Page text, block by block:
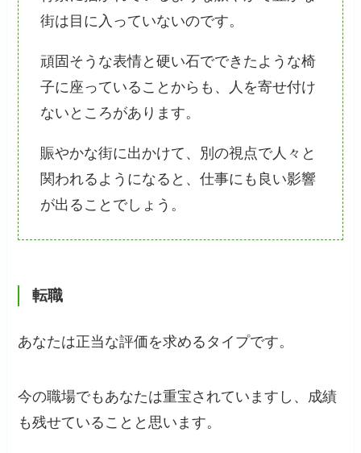
街は目に入っていないのです。
頑固そうな表情と硬い石でできたような椅
子に座っていることからも、人を寄せ付け
ないところがあります。
賑やかな街に出かけて、別の視点で人々と
関われるようになると、仕事にも良い影響
が出ることでしょう。
転職
あなたは正当な評価を求めるタイプです。
今の職場でもあなたは重宝されていますし、成績
も残せていることと思います。